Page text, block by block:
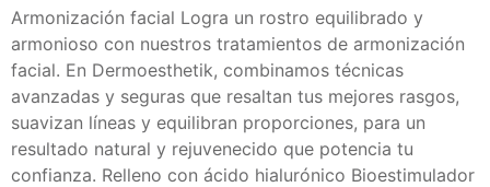
Armonización facial Logra un rostro equilibrado y
armonioso con nuestros tratamientos de armonización
facial. En Dermoesthetik, combinamos técnicas
avanzadas y seguras que resaltan tus mejores rasgos,
suavizan líneas y equilibran proporciones, para un
resultado natural y rejuvenecido que potencia tu
confianza. Relleno con ácido hialurónico Bioestimulador